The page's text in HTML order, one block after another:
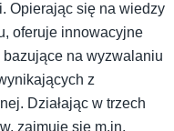
Opierając się na wiedzy
oferuje innowacyjne
na wyzwalaniu
z
Działając w trzech
zajmuje się m.in.